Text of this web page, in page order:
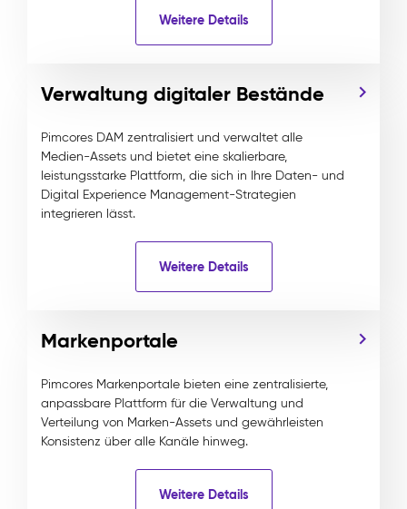
Weitere Details
Verwaltung digitaler Bestände
Pimcores DAM zentralisiert und verwaltet alle
Medien-Assets und bietet eine skalierbare,
leistungsstarke Plattform, die sich in Ihre Daten- und
Digital Experience Management-Strategien
integrieren lässt.
Weitere Details
Markenportale
Pimcores Markenportale bieten eine zentralisierte,
anpassbare Plattform für die Verwaltung und
Verteilung von Marken-Assets und gewährleisten
Konsistenz über alle Kanäle hinweg.
Weitere Details